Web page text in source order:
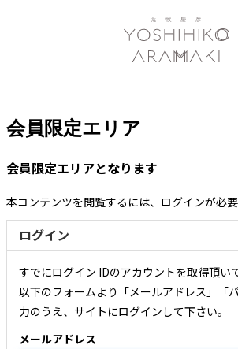
会員限定エリア
会員限定エリアとなります
本コンテンツを閲覧するには、ログインが必要
ログイン
すでにログイン IDのアカウントを取得頂い
以下のフォームより「メールアドレス」「
力のうえ、サイトにログインして下さい。
メールアドレス